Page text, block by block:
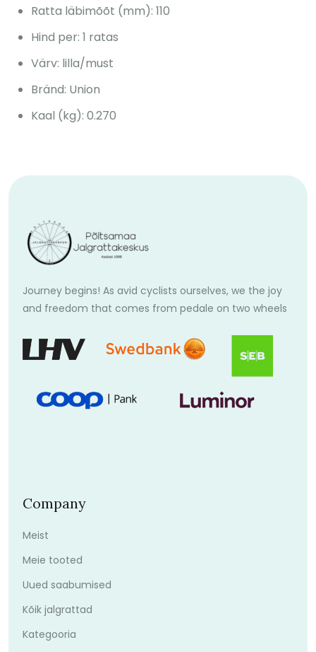
Ratta läbimõõt (mm): 110
Hind per: 1 ratas
Värv: lilla/must
Bränd: Union
Kaal (kg): 0.270
Journey begins! As avid cyclists ourselves, we the joy
and freedom that comes from pedale on two wheels
Company
Meist
Meie tooted
Uued saabumised
Kõik jalgrattad
Kategooria